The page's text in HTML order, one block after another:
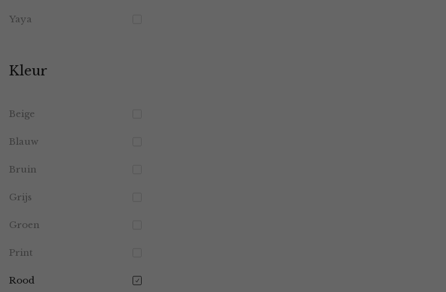
Yaya
Kleur
Beige
Blauw
Bruin
Grijs
Groen
Print
Rood